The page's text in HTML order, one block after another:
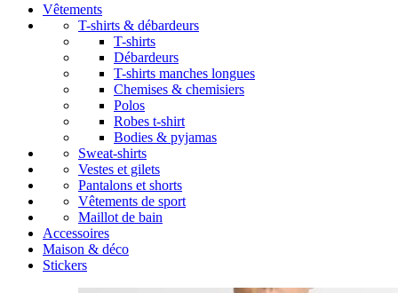
Vêtements
T-shirts & débardeurs
T-shirts
Débardeurs
T-shirts manches longues
Chemises & chemisiers
Polos
Robes t-shirt
Bodies & pyjamas
Sweat-shirts
Vestes et gilets
Pantalons et shorts
Vêtements de sport
Maillot de bain
Accessoires
Maison & déco
Stickers